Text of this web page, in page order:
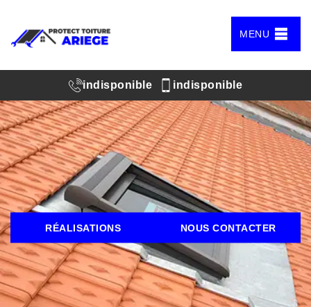
MENU
indisponible indisponible
RÉALISATIONS NOUS CONTACTER